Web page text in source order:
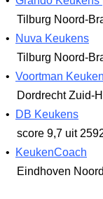
Tilburg Noord-
•
Nuva Keukens
Tilburg Noord-
• Voortman
Dordrecht Zuid-
•
DB Keukens
score 9,7 uit
•
KeukenCoach
Eindhoven